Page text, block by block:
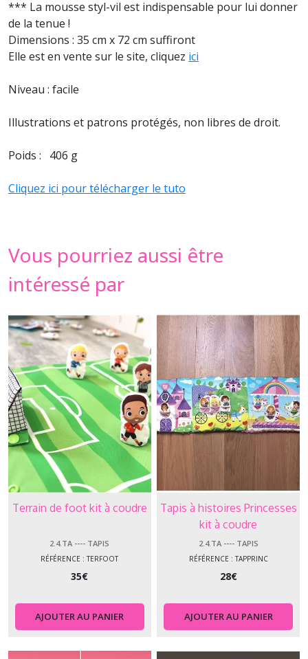
*** La mousse styl-vil est indispensable pour lui donner
de la tenue !
Dimensions : 35 cm x 72 cm suffiront
Elle est en vente sur le site, cliquez ici
Niveau : facile
Illustrations et patrons protégés, non libres de droit.
Poids : 406 g
Cliquez ici pour télécharger le tuto
Vous pourriez aussi être
intéressé par
Terrain de foot kit à coudre
2.4.TA ---- TAPIS
RÉFÉRENCE : TERFOOT
35€
AJOUTER AU PANIER
Tapis à histoires Princesses
kit à coudre
2.4.TA ---- TAPIS
RÉFÉRENCE : TAPPRINC
28€
AJOUTER AU PANIER